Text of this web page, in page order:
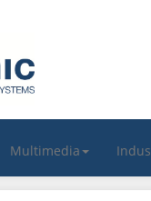
Multimedia